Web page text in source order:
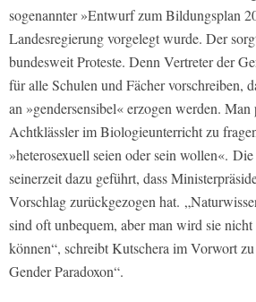
sogenannter »Entwurf zum Bildungsplan
Landesregierung vorgelegt wurde. Der
bundesweit Proteste. Denn Vertreter der
für alle Schulen und Fächer vorschreiben,
an »gendersensibel« erzogen werden.
Achtklässler im Biologieunterricht zu
»heterosexuell seien oder sein wollen«. Die
seinerzeit dazu geführt, dass
Vorschlag zurückgezogen hat.
sind oft unbequem, aber man wird sie
können“, schreibt Kutschera im Vorwort
Gender Paradoxon“.